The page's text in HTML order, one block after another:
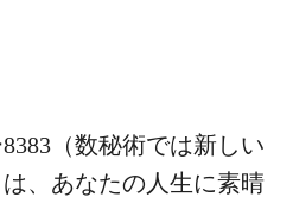
（数秘術では新しい
、あなたの人生に素晴